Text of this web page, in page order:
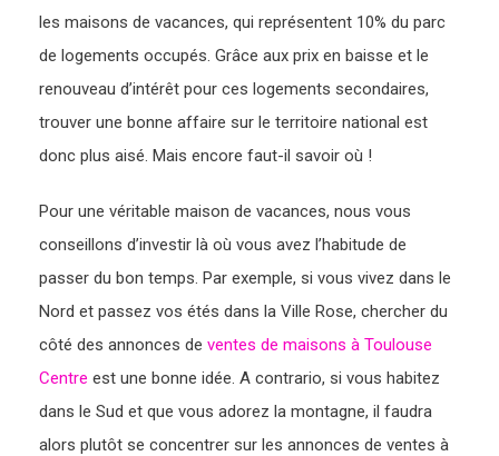
les maisons de vacances, qui représentent 10% du parc
de logements occupés. Grâce aux prix en baisse et le
renouveau d’intérêt pour ces logements secondaires,
trouver une bonne affaire sur le territoire national est
donc plus aisé. Mais encore faut-il savoir où !
Pour une véritable maison de vacances, nous vous
conseillons d’investir là où vous avez l’habitude de
passer du bon temps. Par exemple, si vous vivez dans le
Nord et passez vos étés dans la Ville Rose, chercher du
côté des annonces de ventes de maisons à Toulouse
Centre est une bonne idée. A contrario, si vous habitez
dans le Sud et que vous adorez la montagne, il faudra
alors plutôt se concentrer sur les annonces de ventes à